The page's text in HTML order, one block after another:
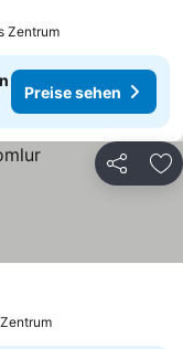
Zentrum
Preise sehen
Teilen